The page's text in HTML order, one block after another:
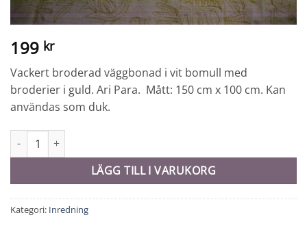
199 kr
Vackert broderad väggbonad i vit bomull med
broderier i guld. Ari Para. Mått: 150 cm x 100 cm. Kan
användas som duk.
Väggbonad - 10731 mängd
LÄGG TILL I VARUKORG
Kategori: Inredning